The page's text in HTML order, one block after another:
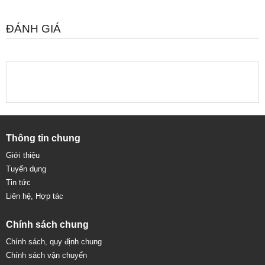
ĐÁNH GIÁ
Thông tin chung
Giới thiệu
Tuyển dụng
Tin tức
Liên hệ, Hợp tác
Chính sách chung
Chính sách, quy định chung
Chính sách vận chuyển